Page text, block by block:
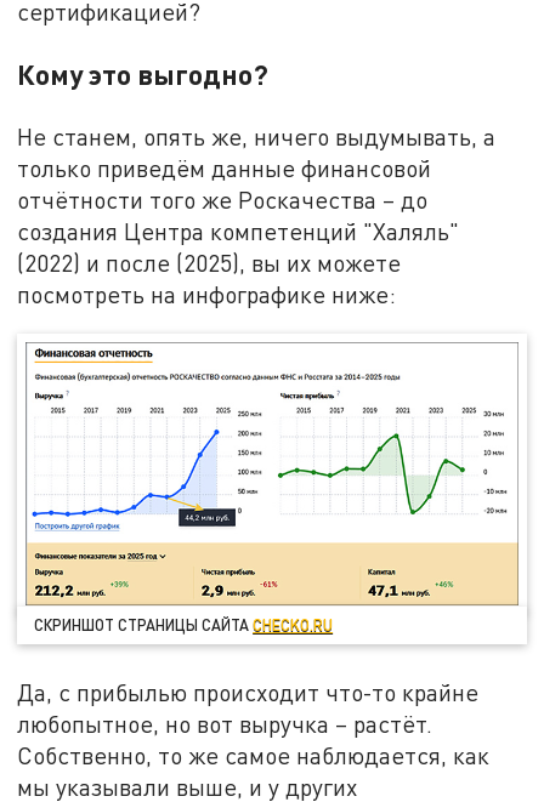
сертификацией?
Кому это выгодно?
Не станем, опять же, ничего выдумывать, а
только приведём данные финансовой
отчётности того же Роскачества – до
создания Центра компетенций "Халяль"
(2022) и после (2025), вы их можете
посмотреть на инфографике ниже:
СКРИНШОТ СТРАНИЦЫ САЙТАCHECKO.RU
Да, с прибылью происходит что-то крайне
любопытное, но вот выручка – растёт.
Собственно, то же самое наблюдается, как
мы указывали выше, и у других